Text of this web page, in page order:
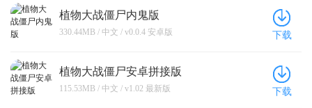
植物大战僵尸内鬼版
330.44MB / 中文 / v0.0.4 安卓版 下载
植物大战僵尸安卓拼接版
115.53MB / 中文 / v1.02 最新版 下载